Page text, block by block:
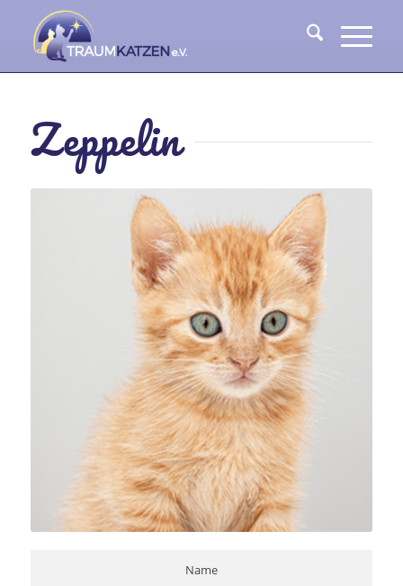
Zeppelin
Name